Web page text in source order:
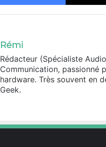
Rémi
Rédacteur (Spécialiste
Communication, passionné
hardware. Très souvent en
Geek.